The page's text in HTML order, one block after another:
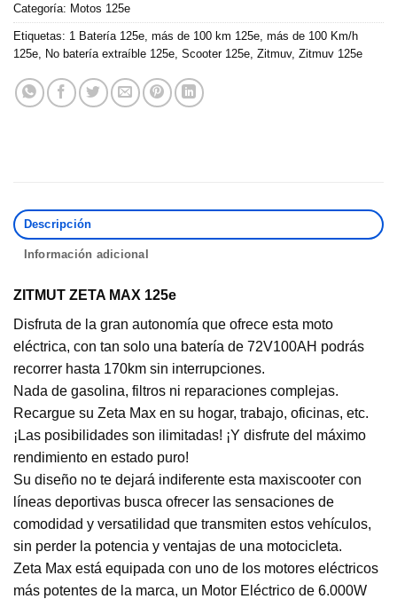
Categoría: Motos 125e
Etiquetas: 1 Batería 125e más de 100 km 125e más de 100 Km/h
125e No batería extraíble 125e Scooter 125e Zitmuv, Zitmuv 125e
Descripción
Información adicional
ZITMUT ZETA MAX 125e
Disfruta de la gran autonomía que ofrece esta moto
eléctrica, con tan solo una batería de 72V100AH podrás
recorrer hasta 170km sin interrupciones.
Nada de gasolina, filtros ni reparaciones complejas.
Recargue su Zeta Max en su hogar, trabajo, oficinas, etc.
¡Las posibilidades son ilimitadas! ¡Y disfrute del máximo
rendimiento en estado puro!
Su diseño no te dejará indiferente esta maxiscooter con
líneas deportivas busca ofrecer las sensaciones de
comodidad y versatilidad que transmiten estos vehículos,
sin perder la potencia y ventajas de una motocicleta.
Zeta Max está equipada con uno de los motores eléctricos
más potentes de la marca, un Motor Eléctrico de 6.000W